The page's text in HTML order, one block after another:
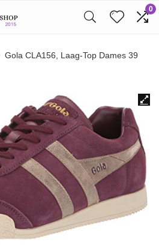
0
Gola CLA156, Laag-Top Dames 39